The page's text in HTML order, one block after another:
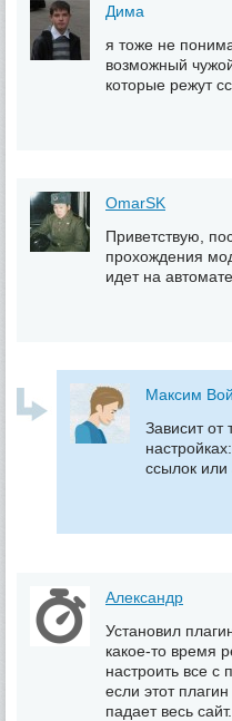
Дима
я тоже не
возможный
которые режут
OmarSK
Приветствую,
прохождения
идет на
Максим
Зависит от
ссылок или
Александр
Установил
какое-то время
настроить все с
если этот
падает весь